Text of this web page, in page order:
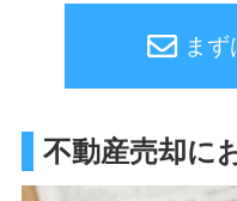
ま
不動産売却に